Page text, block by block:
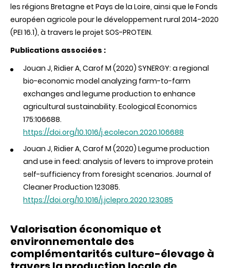
les régions Bretagne et Pays de la Loire, ainsi que le Fonds
européen agricole pour le développement rural 2014-2020
(PEI 16.1), à travers le projet SOS-PROTEIN.
Publications associées :
Jouan J, Ridier A, Carof M (2020) SYNERGY: a regional
bio-economic model analyzing farm-to-farm
exchanges and legume production to enhance
agricultural sustainability. Ecological Economics
175:106688.
https://doi.org/10.1016/j.ecolecon.2020.106688
Jouan J, Ridier A, Carof M (2020) Legume production
and use in feed: analysis of levers to improve protein
self-sufficiency from foresight scenarios. Journal of
Cleaner Production 123085.
https://doi.org/10.1016/j.jclepro.2020.123085
Valorisation économique et
environnementale des
complémentarités culture-élevage à